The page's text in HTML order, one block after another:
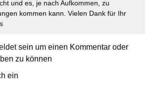
und es, je nach Aufkommen, zu
kommen kann. Vielen Dank für Ihr
sein um einen Kommentar oder
zu können
ein